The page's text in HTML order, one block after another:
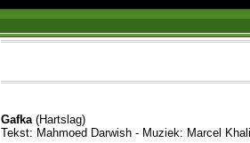
Gafka(Hartslag)
Tekst: Mahmoed Darwish - Muziek: Marcel